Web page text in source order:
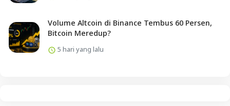
Volume Altcoin di Binance Tembus 60 Persen,
Bitcoin Meredup?
5 hari yang lalu